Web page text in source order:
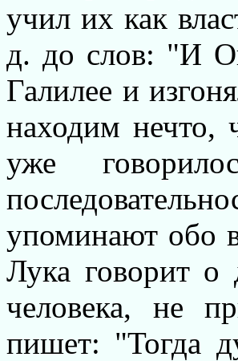
учил их как
д. до слов: "И
Галилее и
находим нечто,
уже
упоминают обо
Лука говорит о
человека, не
пишет: "Тогда